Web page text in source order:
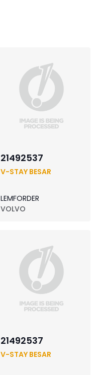
21492537
V-STAY BESAR
LEMFORDER
VOLVO
21492537
V-STAY BESAR